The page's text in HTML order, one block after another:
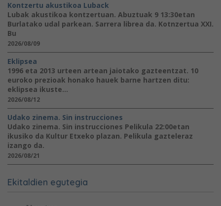
Kontzertu akustikoa Luback
Lubak akustikoa kontzertuan. Abuztuak 9 13:30etan
Burlatako udal parkean. Sarrera librea da. Kotnzertua XXI.
Bu
2026/08/09
Eklipsea
1996 eta 2013 urteen artean jaiotako gazteentzat. 10
euroko prezioak honako hauek barne hartzen ditu:
eklipsea ikuste...
2026/08/12
Udako zinema. Sin instrucciones
Udako zinema. Sin instrucciones Pelikula 22:00etan
ikusiko da Kultur Etxeko plazan. Pelikula gazteleraz
izango da.
2026/08/21
Ekitaldien egutegia